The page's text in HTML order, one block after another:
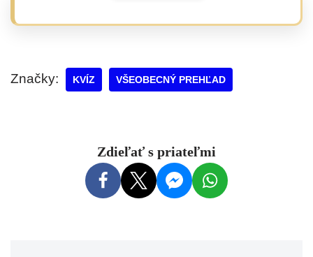
Značky: KVÍZ VŠEOBECNÝ PREHĽAD
Zdieľať s priateľmi